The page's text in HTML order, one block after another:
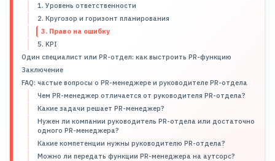
1. Уровень ответственности
2. Кругозор и горизонт планирования
3. Право на ошибку
5. KPI
Один специалист или PR-отдел: как выстроить PR-функцию
Заключение
FAQ: частые вопросы о PR-менеджере и руководителе PR-отдела
Чем PR-менеджер отличается от руководителя PR-отдела?
Какие задачи решает PR-менеджер?
Нужен ли компании руководитель PR-отдела или достаточно
одного PR-менеджера?
Какие компетенции нужны руководителю PR-отдела?
Можно ли передать функции PR-менеджера на аутсорс?